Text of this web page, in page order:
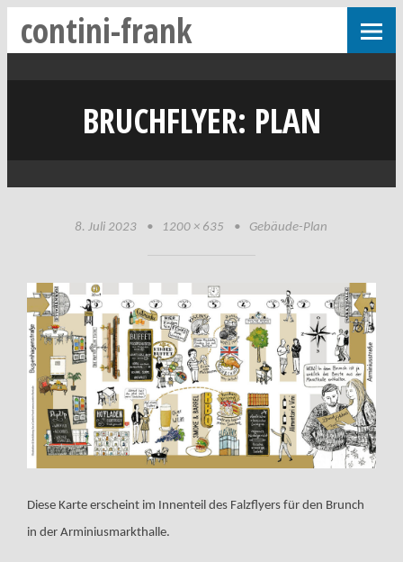
contini-frank
BRUCHFLYER: PLAN
8. Juli 2023 • 1200 × 635 • Gebäude-Plan
Diese Karte erscheint im Innenteil des Falzflyers für den Brunch
in der Arminiusmarkthalle.